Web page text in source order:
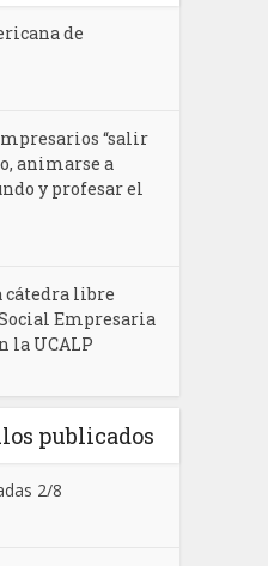
de
“salir
animarse a
y profesar el
cátedra libre
Empresaria
la UCALP
publicados
2/8